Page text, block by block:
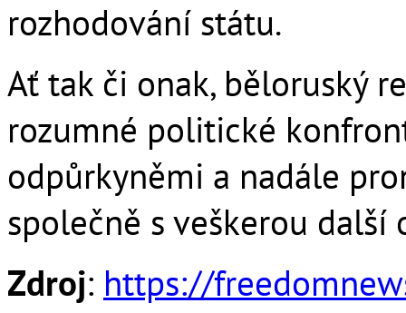
rozhodování státu.
Ať tak či onak, běloruský
rozumné politické
odpůrkyněmi a nadále
společně s veškerou další
Zdroj: https://